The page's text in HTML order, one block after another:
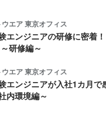
エア 東京オフィス
エンジニアの研修に密着！
研修編～
エア 東京オフィス
エンジニアが入社1カ月で
内環境編～